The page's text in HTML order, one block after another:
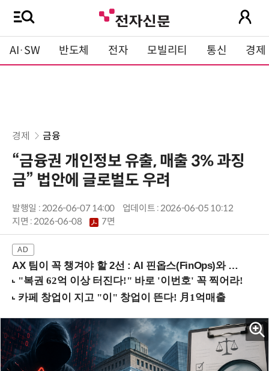
AI·SW 반도체 전자 모빌리티 통신 경제
경제 금융
“금융권 개인정보 유출, 매출 3% 과징
금” 법안에 글로벌도 우려
발행일 : 2026-06-07 14:00
업데이트 : 2026-06-05 10:12
지면 :2026-06-08 7면
AX 팀이 꼭 챙겨야 할 2선 : AI 핀옵스(FinOps)와 토큰 거버넌스 (8/21 잠실역)